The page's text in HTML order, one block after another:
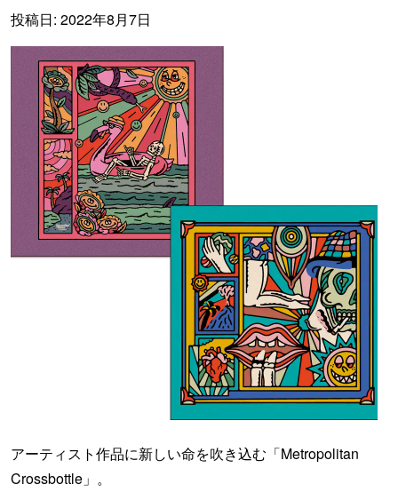
投稿日: 2022年8月7日
アーティスト作品に新しい命を吹き込む「Metropolitan
Crossbottle」。